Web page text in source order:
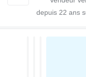
depuis 22 ans